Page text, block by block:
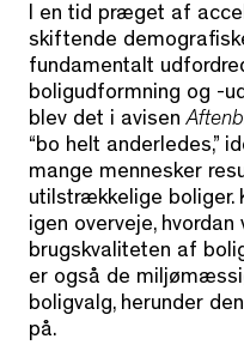
I en tid præget af
skiftende
fundamentalt
boligudformning og -
blev det i avisen
“bo helt anderledes,”
mange mennesker
utilstrækkelige boliger.
igen overveje, hvordan
brugskvaliteten af
er også de
boligvalg, herunder
på.